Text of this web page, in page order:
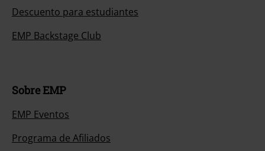
Descuento para estudiantes
EMP Backstage Club
Sobre EMP
EMP Eventos
Programa de Afiliados